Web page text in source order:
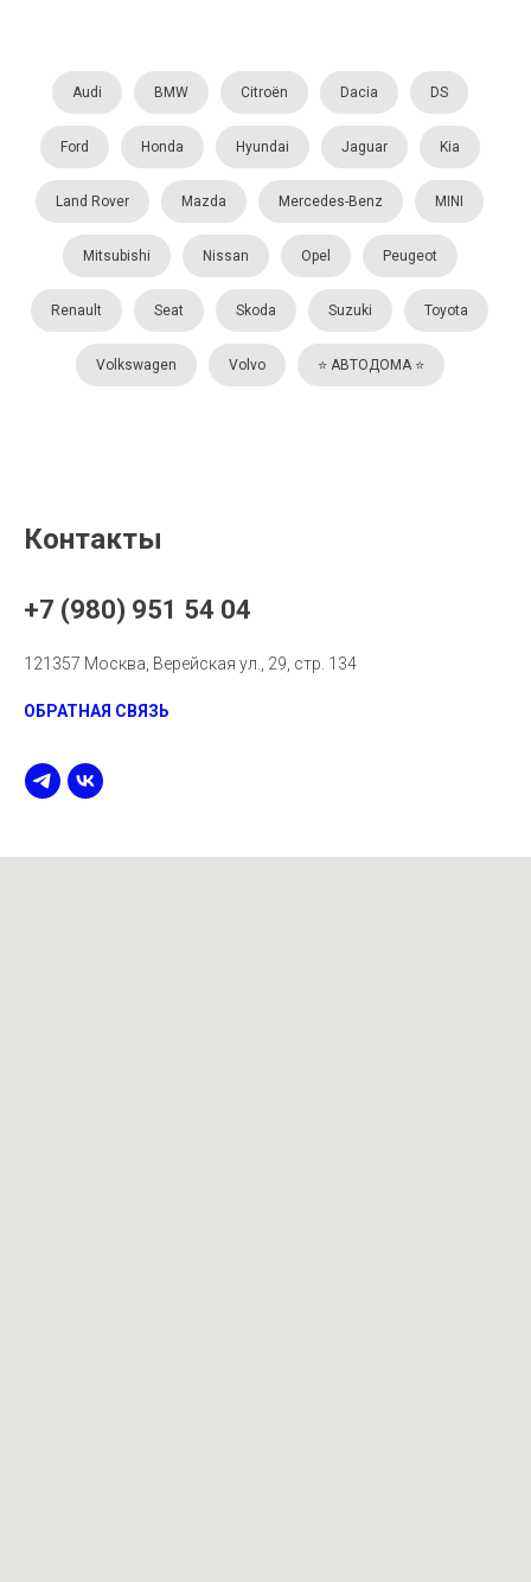
Audi BMW Citroën Dacia DS
Ford Honda Hyundai Jaguar Kia
Land Rover Mazda Mercedes-Benz MINI
Mitsubishi Nissan Opel Peugeot
Renault Seat Skoda Suzuki Toyota
Volkswagen Volvo ⭐️ АВТОДОМА ⭐️
Контакты
+7 (980) 951 54 04
121357 Москва, Верейская ул., 29, стр. 134
ОБРАТНАЯ СВЯЗЬ